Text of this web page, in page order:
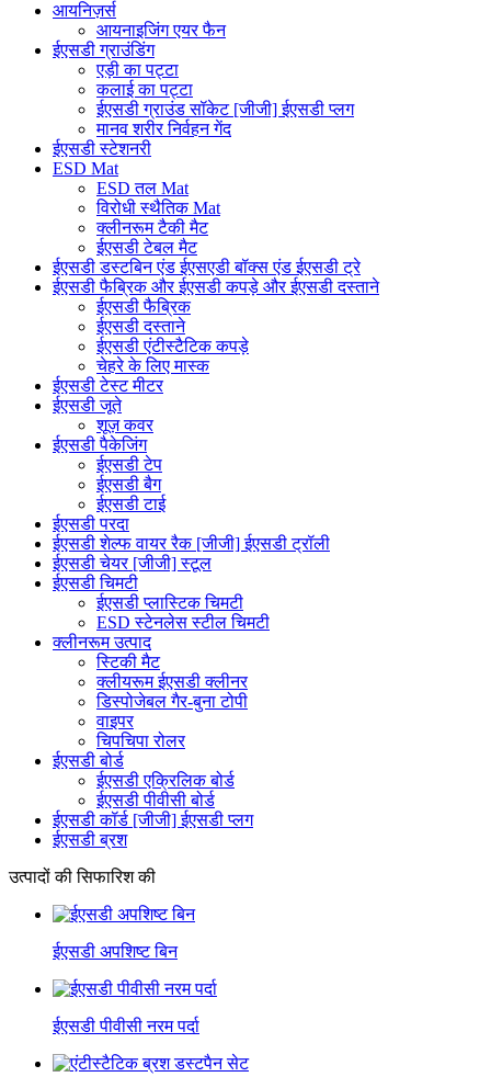
आयनिज़र्स
आयनाइजिंग एयर फैन
ईएसडी ग्राउंडिंग
एड़ी का पट्टा
कलाई का पट्टा
ईएसडी ग्राउंड सॉकेट [जीजी] ईएसडी प्लग
मानव शरीर निर्वहन गेंद
ईएसडी स्टेशनरी
ESD Mat
ESD तल Mat
विरोधी स्थैतिक Mat
क्लीनरूम टैकी मैट
ईएसडी टेबल मैट
ईएसडी डस्टबिन एंड ईएसएडी बॉक्स एंड ईएसडी ट्रे
ईएसडी फैब्रिक और ईएसडी कपड़े और ईएसडी दस्ताने
ईएसडी फैब्रिक
ईएसडी दस्ताने
ईएसडी एंटीस्टैटिक कपड़े
चेहरे के लिए मास्क
ईएसडी टेस्ट मीटर
ईएसडी जूते
शूज़ कवर
ईएसडी पैकेजिंग
ईएसडी टेप
ईएसडी बैग
ईएसडी टाई
ईएसडी परदा
ईएसडी शेल्फ वायर रैक [जीजी] ईएसडी ट्रॉली
ईएसडी चेयर [जीजी] स्टूल
ईएसडी चिमटी
ईएसडी प्लास्टिक चिमटी
ESD स्टेनलेस स्टील चिमटी
क्लीनरूम उत्पाद
स्टिकी मैट
क्लीयरूम ईएसडी क्लीनर
डिस्पोजेबल गैर-बुना टोपी
वाइपर
चिपचिपा रोलर
ईएसडी बोर्ड
ईएसडी एक्रिलिक बोर्ड
ईएसडी पीवीसी बोर्ड
ईएसडी कॉर्ड [जीजी] ईएसडी प्लग
ईएसडी ब्रश
उत्पादों की सिफारिश की
ईएसडी अपशिष्ट बिन
ईएसडी पीवीसी नरम पर्दा